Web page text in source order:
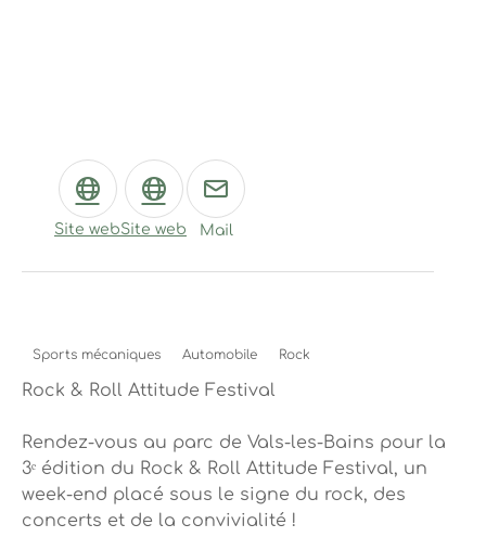
Sports mécaniques Automobile Rock
Rock & Roll Attitude Festival
Rendez-vous au parc de Vals-les-Bains pour la
3ᵉ édition du Rock & Roll Attitude Festival, un
week-end placé sous le signe du rock, des
concerts et de la convivialité !
Site webSite web Mail